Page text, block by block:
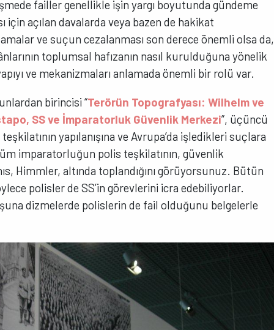
failler genellikle işin yargı boyutunda gündeme
için açılan davalarda veya bazen de hakikat
ve suçun cezalanması son derece önemli olsa da,
toplumsal hafızanın nasıl kurulduğuna yönelik
ve mekanizmaları anlamada önemli bir rolü var.
birincisi “Terörün Topografyası: Wilhelm ve
SS ve İmparatorluk Güvenlik Merkezi”, üçüncü
yapılanışına ve Avrupa’da işledikleri suçlara
imparatorluğun polis teşkilatının, güvenlik
Himmler, altında toplandığını görüyorsunuz. Bütün
polisler de SS’in görevlerini icra edebiliyorlar.
dizmelerde polislerin de fail olduğunu belgelerle